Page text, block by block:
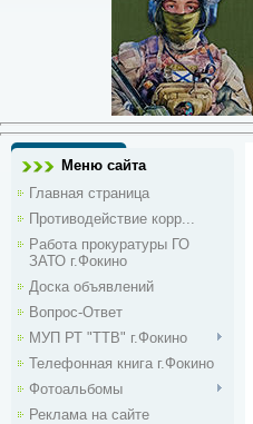
Меню сайта
Главная страница
Противодействие корр...
Работа прокуратуры ГО
ЗАТО г.Фокино
Доска объявлений
Вопрос-Ответ
МУП РТ "ТТВ" г.Фокино
Телефонная книга г.Фокино
Фотоальбомы
Реклама на сайте